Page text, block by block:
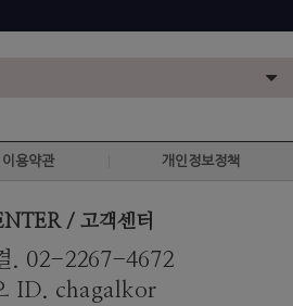
이용약관 개인정보정책
/ 고객센터
. 02-2267-4672
ID. chagalkor